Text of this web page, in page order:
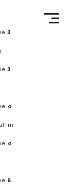
몰 페이지
3
3
4
in
4
5